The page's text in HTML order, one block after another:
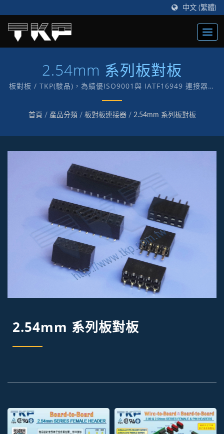
中文 (繁體)
2.54mm 系列板對板
板對板 / TKP(駿品)，為績優ISO9001與 IATF16949 連接器製
造商，創立于1987年，以“TKP”自有品牌致力于電子及電腦各
式連接器製造。
首頁 / 產品分類 / 板對板連接器 / 2.54mm 系列板對板
2.54mm 系列板對板